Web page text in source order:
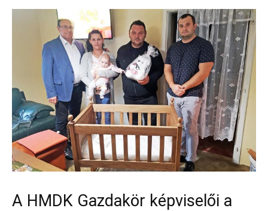
A HMDK Gazdakör képviselői a